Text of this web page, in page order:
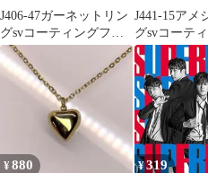
J406-47ガーネットリン
グsvコーティングフリ
ーサイズ
J441-15アメ
グsvコーテ
ーサイズ
¥880 ¥319